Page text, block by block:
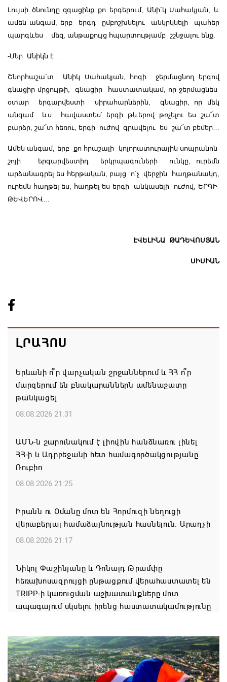
Լույսի ծնունդը զգացինք քո երգերում, Անի´կ Սահակյան, և
ամեն անգամ, երբ երգդ ըմբոշխնելու անկրկնելի պահեր
պարգևես մեզ, անթաքույց հպարտությամբ շշնջալու ենք.
-Մեր Անիկն է…
Շնորհաշա´տ Անիկ Սահակյան, հոգի ջերմացնող երգով
գնացիր մրցույթի, գնացիր հաստատակամ, որ ջերմացնես
օտար երգարվեստի սիրահարներին, գնացիր, որ մեկ
անգամ ևս հավաստես՝ երգի թևերով թռչելու ես շա՜տ
բարձր, շա՜տ հեռու, երգի ուժով գրավելու ես շա՜տ բեմեր…
Ամեն անգամ, երբ քո հրաշալի կոլորատուրային սոպրանոն
շոյի երգարվեստիդ երկրպագուների ունկը, ուրեմն
արձանագրել ես հերթական, բայց ո´չ վերջին հաղթանակդ,
ուրեմն հաղթել ես, հաղթել ես երգի անկասելի ուժով, ԵՐԳԻ
ԹԵՎԵՐՈՎ…
ԷՎԵԼԻՆԱ ԹԱԴԵՎՈՍՅԱՆ
ՍԻՍԻԱՆ
ԼՐԱՀՈՍ
Երևանի ո՞ր վարչական շրջաններում և ՀՀ ո՞ր
մարզերում են բնակարաններն ամենաշատը
թանկացել
08.08.2026 21:31
ԱՄՆ-ն շարունակում է լիովին հանձնառու լինել
ՀՀ-ի և Ադրբեջանի հետ համագործակցությանը.
Ռուբիո
08.08.2026 21:25
Իրանն ու Օմանը մոտ են Հորմուզի նեղուցի
վերաբերյալ համաձայնության հասնելուն. Արաղչի
08.08.2026 21:17
Նիկոլ Փաշինյանը և Դոնալդ Թրամփը
հեռախոսազրույցի ընթացքում վերահաստատել են
TRIPP-ի կառուցման աշխատանքները մոտ
ապագայում սկսելու իրենց հաստատակամությունը
Փաշինյանն ու Ալիևը հեռախոսազրույց են ունեցել․
քննարկվել է TRIPP երթուղու նախագծի
իրականացումը